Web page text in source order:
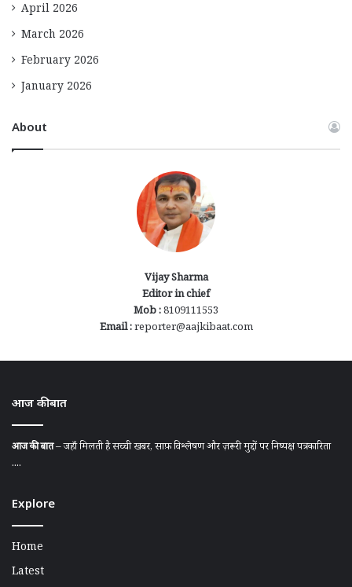
April 2026
March 2026
February 2026
January 2026
About
Vijay Sharma
Editor in chief
Mob :8109111553
Email :reporter@aajkibaat.com
आज की बात
आज की बात– जहाँ मिलती है सच्ची खबर, साफ़ विश्लेषण और ज़रूरी मुद्दों पर निष्पक्ष पत्रकारिता
....
Explore
Home
Latest